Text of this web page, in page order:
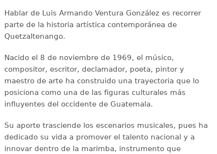
Hablar de Luis Armando Ventura González es recorrer
parte de la historia artística contemporánea de
Quetzaltenango.
Nacido el 8 de noviembre de 1969, el músico,
compositor, escritor, declamador, poeta, pintor y
maestro de arte ha construido una trayectoria que lo
posiciona como una de las figuras culturales más
influyentes del occidente de Guatemala.
Su aporte trasciende los escenarios musicales, pues ha
dedicado su vida a promover el talento nacional y a
innovar dentro de la marimba, instrumento que